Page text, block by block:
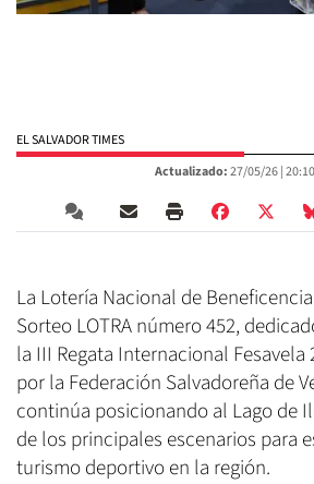
EL SALVADOR TIMES
Actualizado:27/05/26 |20:10
La Lotería Nacional de
Sorteo LOTRA número 452,
la III Regata Internacional Fesavela
por la Federación Salvadoreña de
continúa posicionando al Lago de
de los principales escenarios para
turismo deportivo en la región.